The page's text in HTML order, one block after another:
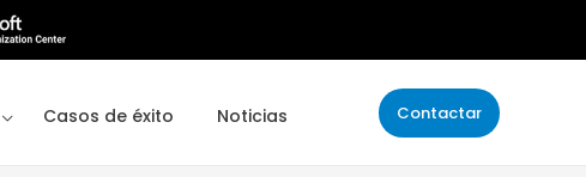
Casos de éxito Noticias Contactar